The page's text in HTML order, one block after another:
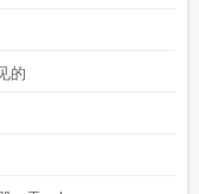
的